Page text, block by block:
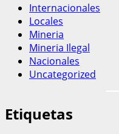
Internacionales
Locales
Mineria
Mineria Ilegal
Nacionales
Uncategorized
Etiquetas